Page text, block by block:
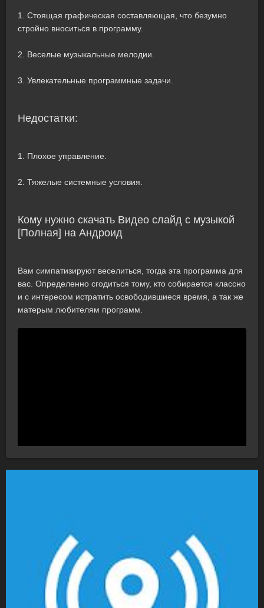
1. Стоящая графическая составляющая, что безумно
стройно вноситься в программу.
2. Веселые музыкальные мелодии.
3. Увлекательные программные задачи.
Недостатки:
1. Плохое управление.
2. Тяжелые системные условия.
Кому нужно скачать Видео слайд с музыкой
[Полная] на Андроид
Вам симпатизируют веселиться, тогда эта программа для
вас. Определенно сгодиться тому, кто собирается классно
и с интересом истратить освободившиеся время, а так же
матерым любителям программ.